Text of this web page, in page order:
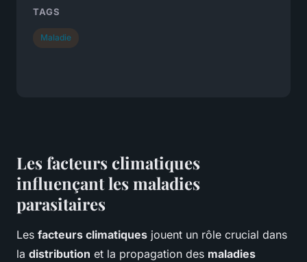
Les facteurs climatiques
influençant les maladies
parasitaires
Les facteurs climatiques jouent un rôle crucial dans
la distribution et la propagation des maladies
TAGS
Maladie